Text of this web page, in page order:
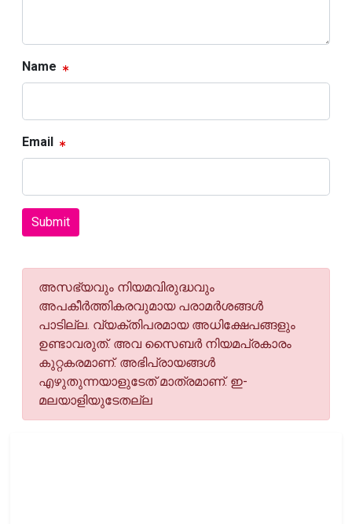
Name
Email
Submit
അസഭ്യവും നിയമവിരുദ്ധവും
അപകീര്‍ത്തികരവുമായ പരാമര്‍ശങ്ങള്‍
പാടില്ല. വ്യക്തിപരമായ അധിക്ഷേപങ്ങളും
ഉണ്ടാവരുത്. അവ സൈബര്‍ നിയമപ്രകാരം
കുറ്റകരമാണ്. അഭിപ്രായങ്ങള്‍
എഴുതുന്നയാളുടേത് മാത്രമാണ്. ഇ-
മലയാളിയുടേതല്ല